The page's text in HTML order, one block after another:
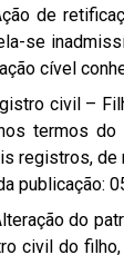
de
se
cível
civil –
termos do
registros, de
publicação:
do
civil do